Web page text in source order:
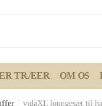
TRÆER OM OS
vidaXL loungesæt til